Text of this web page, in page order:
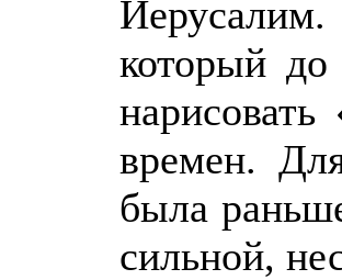
который
времен.
была
сильной,